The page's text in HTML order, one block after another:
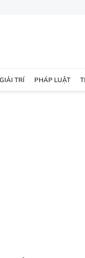
TRÍ PHÁP LUẬT